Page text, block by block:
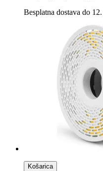
Besplatna dostava do
Košarica